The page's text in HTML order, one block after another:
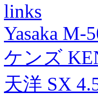
links
Yasaka M-
ケンズ
天洋 SX